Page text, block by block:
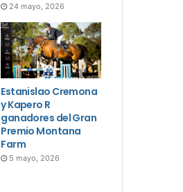
24 mayo, 2026
Estanislao Cremona
y Kapero R
ganadores del Gran
Premio Montana
Farm
5 mayo, 2026